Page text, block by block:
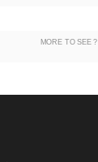
MORE TO SEE ?